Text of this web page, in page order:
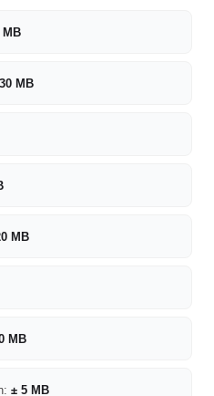
MB
MB
MB
MB
± 5 MB